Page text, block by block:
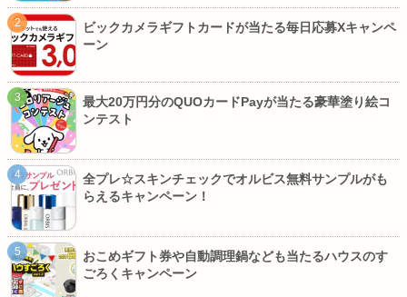
ビックカメラギフトカードが当たる毎日応募Xキャンペ
ーン
最大20万円分のQUOカードPayが当たる豪華塗り絵コ
ンテスト
全プレ☆スキンチェックでオルビス無料サンプルがも
らえるキャンペーン！
おこめギフト券や自動調理鍋なども当たるハウスのす
ごろくキャンペーン